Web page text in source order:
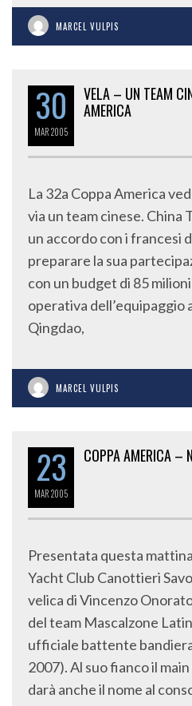
MARCEL VULPIS
30
MAR2005
VELA – UN TEAM
AMERICA
La 32a Coppa America
via un team cinese. China
un accordo con i francesi
preparare la sua
con un budget di 85
operativa dell’equipaggio
Qingdao,
MARCEL VULPIS
23
MAR2005
COPPA AMERICA –
Presentata questa
Yacht Club Canottieri
velica di Vincenzo
del team Mascalzone
ufficiale battente
2007). Al suo fianco il
darà anche il nome al